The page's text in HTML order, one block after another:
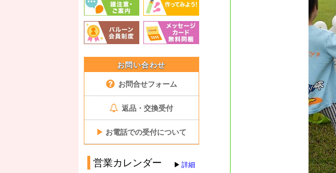
お問い合わせ
お問合せフォーム
返品・交換受付
▶ お電話での受付について
営業カレンダー 詳細